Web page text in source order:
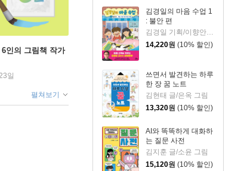
김경일의 마음 수업 1
: 불안 편
김경일 기획/이향안 글/김이조 그림
14,220원 (10% 할인)
쓰면서 발견하는 하루
한 장 꿈 노트
김현태 글/은옥 그림
13,320원 (10% 할인)
AI와 똑똑하게 대화하
는 질문 사전
김지훈 글/소윤 그림
15,120원 (10% 할인)
인의 그림책 작가
일
펼쳐보기